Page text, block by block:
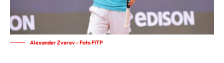
Alexander Zverev - Foto FITP